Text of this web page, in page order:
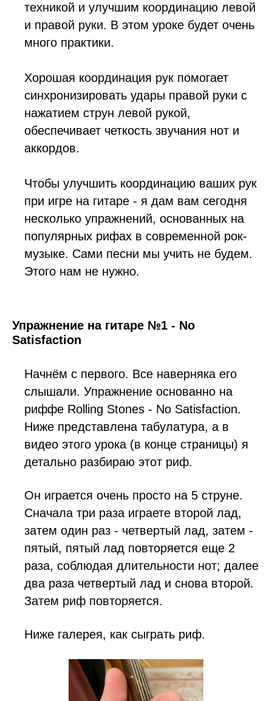
техникой и улучшим координацию левой
и правой руки. В этом уроке будет очень
много практики.
Хорошая координация рук помогает
синхронизировать удары правой руки с
нажатием струн левой рукой,
обеспечивает четкость звучания нот и
аккордов.
Чтобы улучшить координацию ваших рук
при игре на гитаре - я дам вам сегодня
несколько упражнений, основанных на
популярных рифах в современной рок-
музыке. Сами песни мы учить не будем.
Этого нам не нужно.
Упражнение на гитаре №1 - No
Satisfaction
Начнём с первого. Все наверняка его
слышали. Упражнение основанно на
риффе Rolling Stones - No Satisfaction.
Ниже представлена табулатура, а в
видео этого урока (в конце страницы) я
детально разбираю этот риф.
Он играется очень просто на 5 струне.
Сначала три раза играете второй лад,
затем один раз - четвертый лад, затем -
пятый, пятый лад повторяется еще 2
раза, соблюдая длительности нот; далее
два раза четвертый лад и снова второй.
Затем риф повторяется.
Ниже галерея, как сыграть риф.